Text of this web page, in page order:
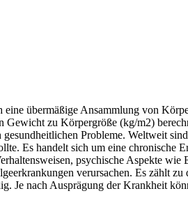
übermäßige Ansammlung von
Gewicht zu Körpergröße (kg/m2)
Probleme. Weltweit
Es handelt sich um eine chronische
psychische Aspekte
verursachen. Es zählt
Je nach Ausprägung der Krankheit